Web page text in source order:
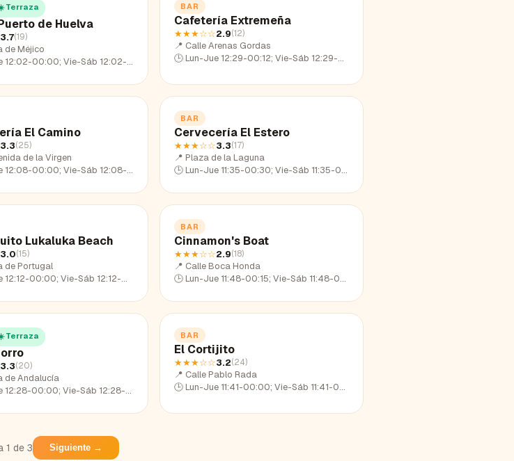
Terraza
de Huelva
3.7(19)
de Méjico
00:00; Vie-Sáb 12:02-02:11; Dom 12:02-22:58
BAR
Cafetería Extremeña
★★★☆☆2.9(12)
📍 Calle Arenas Gordas
🕒 Lun-Jue 12:29-00:12; Vie-Sáb 12:29-02:13; Dom 12:29-22:58
El Camino
3.3(25)
de la Virgen
00:00; Vie-Sáb 12:08-01:39; Dom 12:08-23:23
BAR
Cervecería El Estero
★★★☆☆3.3(17)
📍 Plaza de la Laguna
🕒 Lun-Jue 11:35-00:30; Vie-Sáb 11:35-01:34; Dom 11:35-22:30
Lukaluka Beach
3.0(15)
de Portugal
00:00; Vie-Sáb 12:12-01:58; Dom 12:12-23:01
BAR
Cinnamon's Boat
★★★☆☆2.9(18)
📍 Calle Boca Honda
🕒 Lun-Jue 11:48-00:15; Vie-Sáb 11:48-01:56; Dom 11:48-23:00
Terraza
3.3(20)
de Andalucía
00:00; Vie-Sáb 12:28-02:05; Dom 12:28-22:33
BAR
El Cortijito
★★★☆☆3.2(24)
📍 Calle Pablo Rada
🕒 Lun-Jue 11:41-00:00; Vie-Sáb 11:41-02:19; Dom 11:41-22:35
1 de 3 Siguiente →